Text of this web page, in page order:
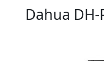
Dahua DH-